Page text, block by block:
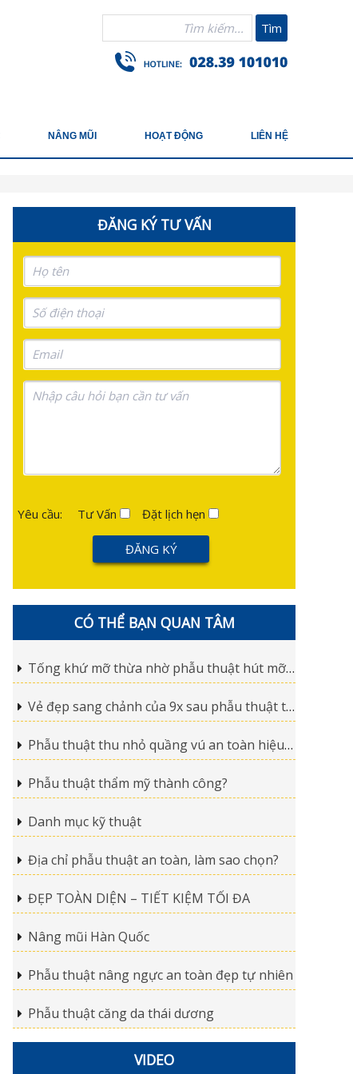
Tìm
NÂNG MŨI HOẠT ĐỘNG LIÊN HỆ
ĐĂNG KÝ TƯ VẤN
Yêu cầu: Tư Vấn Đặt lịch hẹn
CÓ THỂ BẠN QUAN TÂM
Tống khứ mỡ thừa nhờ phẫu thuật hút mỡ giảm béo
Vẻ đẹp sang chảnh của 9x sau phẫu thuật thẩm mỹ
Phẫu thuật thu nhỏ quầng vú an toàn hiệu quả
Phẫu thuật thẩm mỹ thành công?
Danh mục kỹ thuật
Địa chỉ phẫu thuật an toàn, làm sao chọn?
ĐẸP TOÀN DIỆN – TIẾT KIỆM TỐI ĐA
Nâng mũi Hàn Quốc
Phẫu thuật nâng ngực an toàn đẹp tự nhiên
Phẫu thuật căng da thái dương
VIDEO